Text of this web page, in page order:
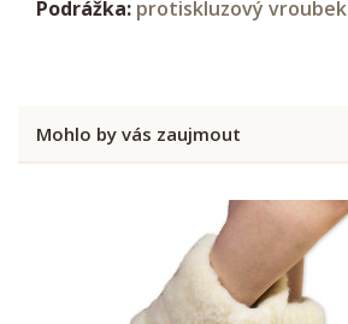
Podrážka: protiskluzový vroubek
Mohlo by vás zaujmout